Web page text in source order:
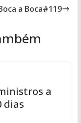
a Boca#119
a
dias